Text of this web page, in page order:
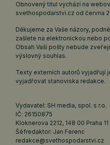
Obnovený titul vychází na
svethospodarstvi.cz od června
Děkujeme za Vaše názory,
zašlete na elektronickou nebo
Obsah Vaší pošty nebude
výslovný souhlas.
Texty externích autorů vyjadřují
vyjadřovat stanoviska redakce.
Vydavatel: SH media, spol. s r.o.
IČ: 26150875
Kloknerova 2212, 148 00 Praha 11
Šéfredaktor: Jan Ferenc
redakce@svethospodarstvi.cz